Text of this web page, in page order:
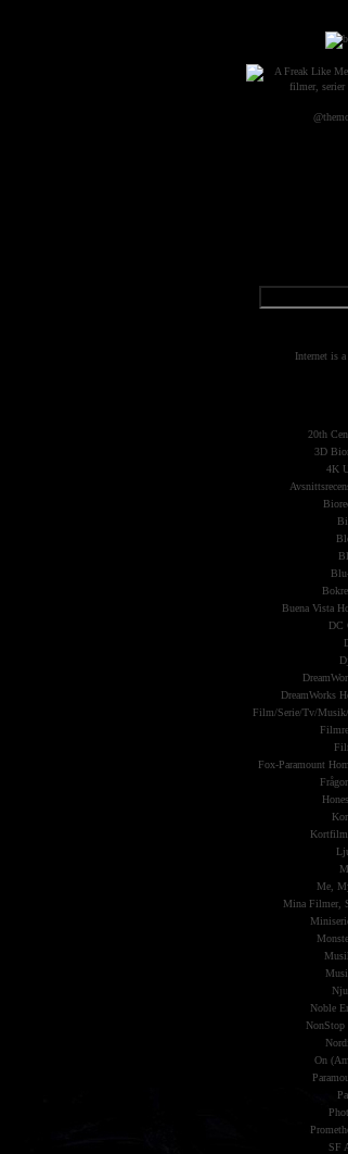
Internet is
20th
3D
4K
Buena Vista
DC
DreamWorks
Film/Serie/Tv/
Fox-Paramount
Me,
Mina Filmer,
Noble
NonStop
On
SF